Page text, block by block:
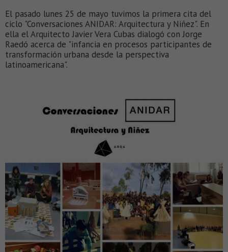
El pasado lunes 25 de mayo tuvimos la primera cita del
ciclo "Conversaciones ANIDAR: Arquitectura y Niñez". En
ella el Arquitecto Javier Vera Cubas dialogó con Jorge
Raedó acerca de "infancia en procesos participantes de
transformación urbana desde la perspectiva
latinoamericana".